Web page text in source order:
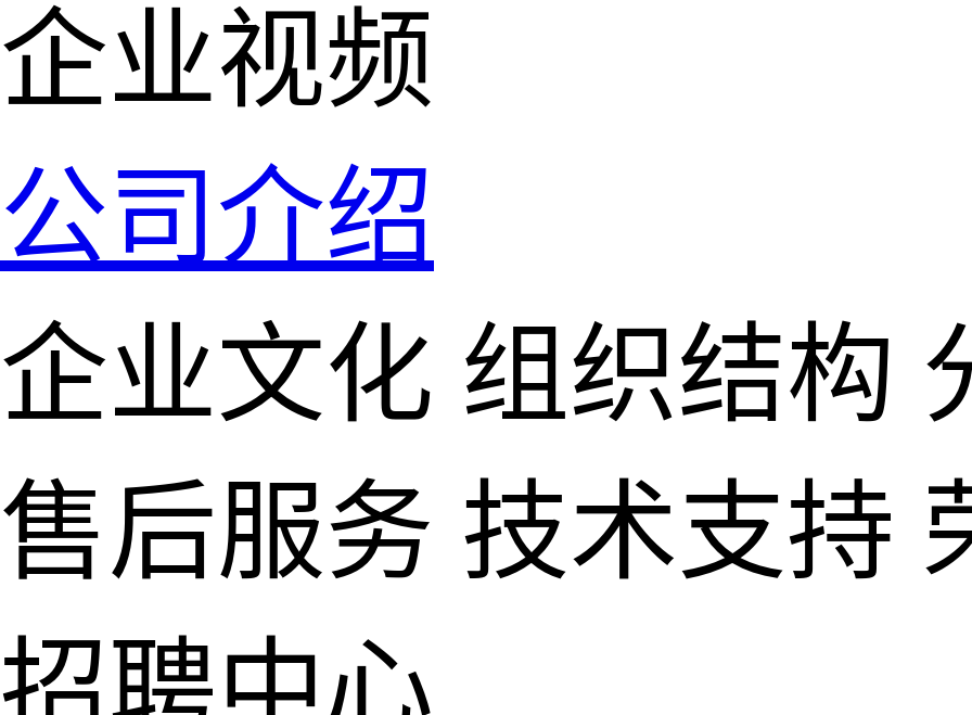
企业视频
公司介绍
企业文化 组织结构
售后服务 技术支持
招聘中心